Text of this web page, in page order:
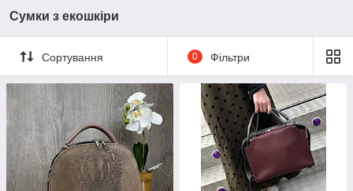
Сумки з екошкіри
Сортування 0 Фільтри